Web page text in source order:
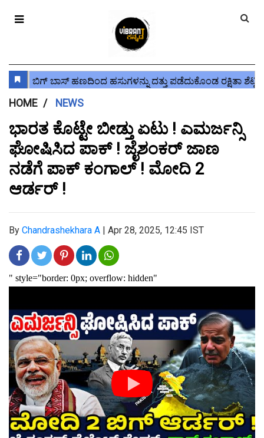
HOME NEWS
ಭಾರತ ಕೊಟ್ಟೇ ಬೀಡ್ತು ಏಟು ! ಎಮರ್ಜನ್ಸಿ
ಘೋಷಿಸಿದ ಪಾಕ್ ! ಜೈಶಂಕರ್ ಜಾಣ
ನಡೆಗೆ ಪಾಕ್ ಕಂಗಾಲ್ ! ಮೋದಿ 2
ಆರ್ಡರ್ !
By Chandrashekhara A | Apr 28, 2025, 12:45 IST